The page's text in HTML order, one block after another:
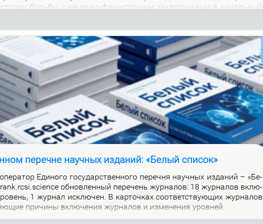
борь­бы с немец­ко-фа­шист­ски­ми за­хват­чи­ка­ми в на­чаль­ный
перечне научных изданий: «Белый список»
Еди­но­го го­судар­ствен­но­го пе­реч­ня на­уч­ных из­да­ний – «Бе­
об­нов­лен­ный пе­ре­чень жур­на­лов: 18 жур­на­лов вклю­
1 жур­нал ис­клю­чен. В кар­точ­ках со­от­вет­ству­ю­щих жур­на­лов
при­чи­ны вклю­че­ния жур­на­лов и из­ме­не­ния уров­ней.